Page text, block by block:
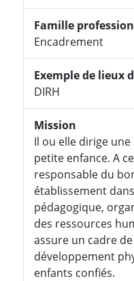
Famille
Encadrement
Exemple de lieux
DIRH
Mission
Il ou elle dirige
petite enfance. A
responsable du
établissement
pédagogique,
des ressources
assure un cadre
développement
enfants confiés.